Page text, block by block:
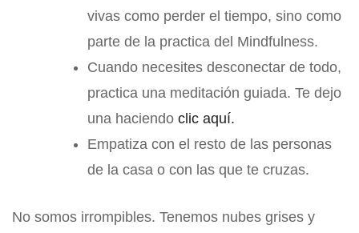
vivas como perder el tiempo, sino como
parte de la practica del Mindfulness.
Cuando necesites desconectar de todo,
practica una meditación guiada. Te dejo
una haciendo clic aquí.
Empatiza con el resto de las personas
de la casa o con las que te cruzas.
No somos irrompibles. Tenemos nubes grises y